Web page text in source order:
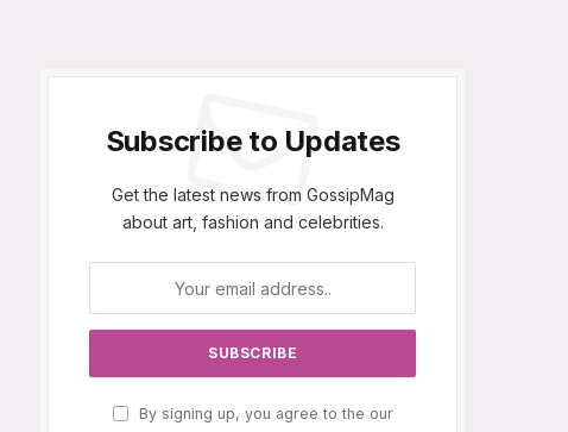
Subscribe to Updates
Get the latest news from GossipMag
about art, fashion and celebrities.
By signing up, you agree to the our